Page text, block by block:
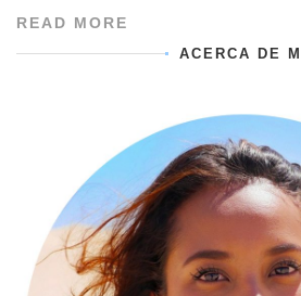
READ MORE
ACERCA DE MÍ